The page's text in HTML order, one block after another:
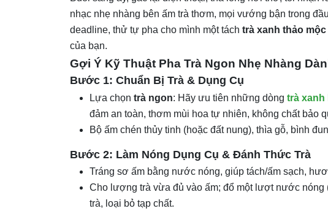
nhạc nhẹ nhàng bên ấm trà thơm, mọi vướng bận trong
deadline, thử tự pha cho mình một tách trà xanh thảo mộc
của bạn.
Gợi Ý Kỹ Thuật Pha Trà Ngon Nhẹ Nhàng
Bước 1: Chuẩn Bị Trà & Dụng Cụ
Lựa chọn trà ngon: Hãy ưu tiên những dòng trà xanh
đảm an toàn, thơm mùi hoa tự nhiên, không chất bảo
Bộ ấm chén thủy tinh (hoặc đất nung), thìa gỗ, bình
Bước 2: Làm Nóng Dụng Cụ & Đánh Thức Trà
Tráng sơ ấm bằng nước nóng, giúp tách/ấm sạch,
Cho lượng trà vừa đủ vào ấm; đổ một lượt nước nóng
trà, loại bỏ tạp chất.